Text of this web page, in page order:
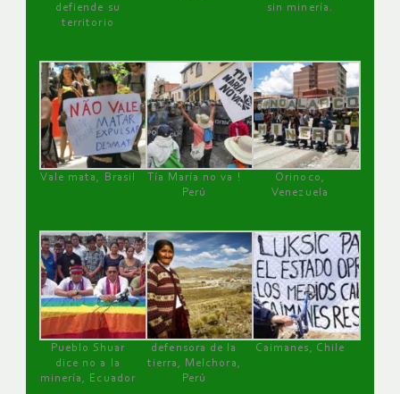
defiende su
territorio
sin minería.
Vale mata, Brasil
Tía María no va !
Perú
Orinoco,
Venezuela
Pueblo Shuar
dice no a la
minería, Ecuador
defensora de la
tierra, Melchora,
Perú
Caimanes, Chile